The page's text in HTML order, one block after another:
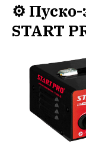
⚙️
START